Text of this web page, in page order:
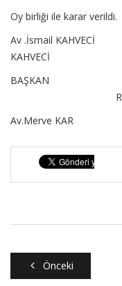
Oy birliği ile karar verildi.
Av .İsmail
KAHVECİ
BAŞKAN
Av.Merve KAR
Önceki